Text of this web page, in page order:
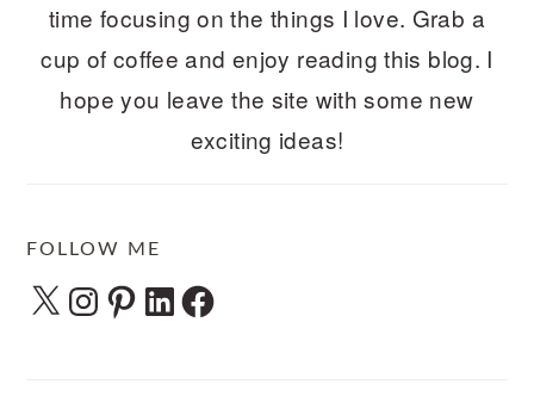
time focusing on the things I love. Grab a
cup of coffee and enjoy reading this blog. I
hope you leave the site with some new
exciting ideas!
FOLLOW ME
X Instagram
Pinterest
LinkedInFacebook